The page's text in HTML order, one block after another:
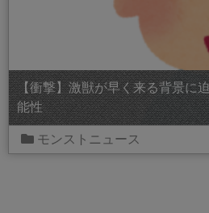
【衝撃】激獣が早く来る背景に
能性
モンストニュース